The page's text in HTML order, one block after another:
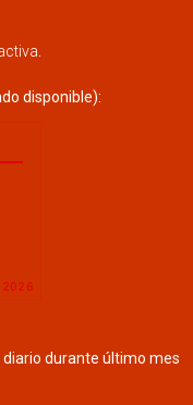
disponible):
diario durante último mes